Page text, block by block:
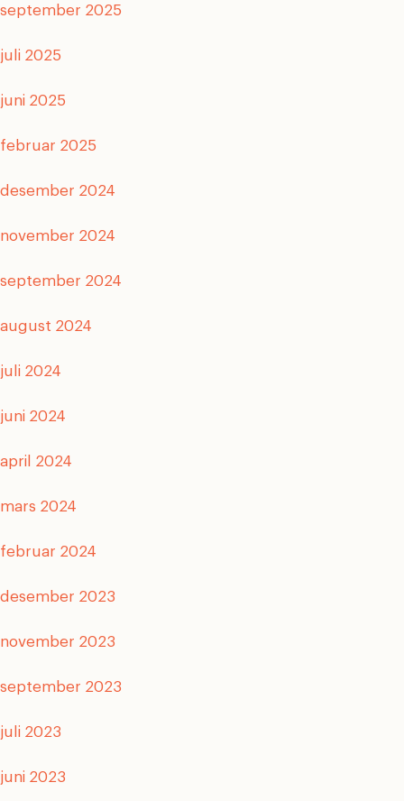
september 2025
juli 2025
juni 2025
februar 2025
desember 2024
november 2024
september 2024
august 2024
juli 2024
juni 2024
april 2024
mars 2024
februar 2024
desember 2023
november 2023
september 2023
juli 2023
juni 2023